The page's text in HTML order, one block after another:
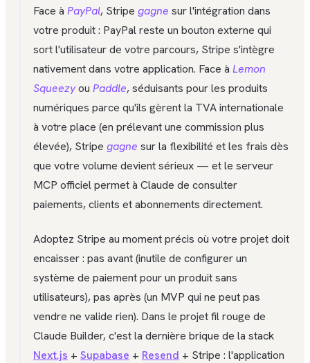
Face à PayPal, Stripe gagne sur l'intégration dans
votre produit : PayPal reste un bouton externe qui
sort l'utilisateur de votre parcours, Stripe s'intègre
nativement dans votre application. Face à Lemon
Squeezyou Paddle, séduisants pour les produits
numériques parce qu'ils gèrent la TVA internationale
à votre place (en prélevant une commission plus
élevée), Stripe gagne sur la flexibilité et les frais dès
que votre volume devient sérieux — et le serveur
MCP officiel permet à Claude de consulter
paiements, clients et abonnements directement.
Adoptez Stripe au moment précis où votre projet doit
encaisser : pas avant (inutile de configurer un
système de paiement pour un produit sans
utilisateurs), pas après (un MVP qui ne peut pas
vendre ne valide rien). Dans le projet fil rouge de
Claude Builder, c'est la dernière brique de la stack
Next.js + Supabase + Resend + Stripe : l'application